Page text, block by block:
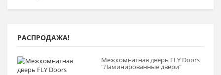
РАСПРОДАЖА!
Межкомнатная дверь FLY Doors
"Ламинированные двери"